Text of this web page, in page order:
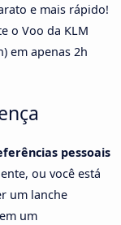
e mais rápido!
o Voo da KLM
em apenas 2h
pessoais
ou você está
um lanche
um